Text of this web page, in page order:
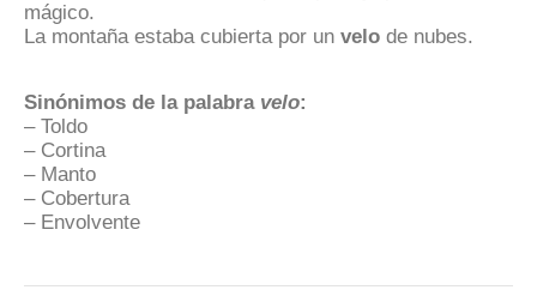
mágico.
La montaña estaba cubierta por un velo de nubes.
Sinónimos de la palabra velo:
– Toldo
– Cortina
– Manto
– Cobertura
– Envolvente